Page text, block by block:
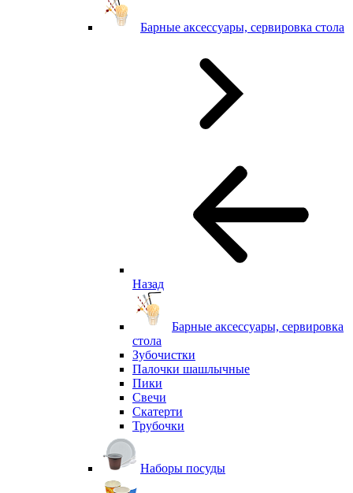
Барные аксессуары, сервировка стола
Назад
Барные аксессуары, сервировка
стола
Зубочистки
Палочки шашлычные
Пики
Свечи
Скатерти
Трубочки
Наборы посуды